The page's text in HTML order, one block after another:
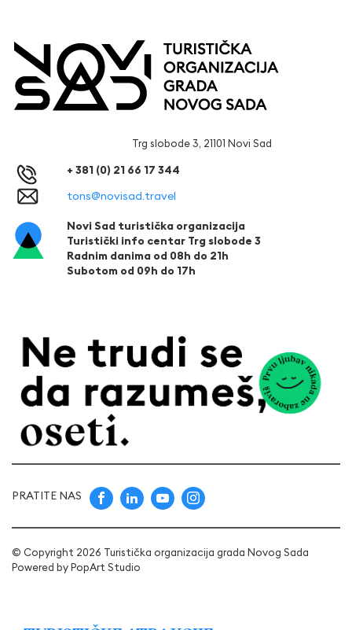
Trg slobode 3, 21101 Novi Sad
+ 381 (0) 21 66 17 344
tons@novisad.travel
Novi Sad turistička organizacija
Turistički info centar Trg slobode 3
Radnim danima od 08h do 21h
Subotom od 09h do 17h
PRATITE NAS
© Copyright 2026 Turistička organizacija grada Novog Sada
Powered byPopArt Studio